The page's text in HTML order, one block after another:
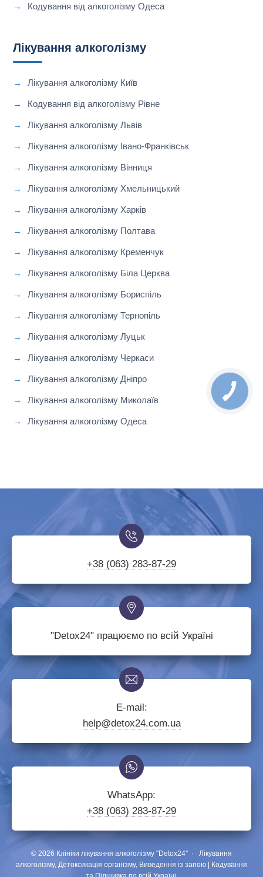
Кодування від алкоголізму Одеса
Лікування алкоголізму
Лікування алкоголізму Київ
Кодування від алкоголізму Рівне
Лікування алкоголізму Львів
Лікування алкоголізму Івано-Франківськ
Лікування алкоголізму Вінниця
Лікування алкоголізму Хмельницький
Лікування алкоголізму Харків
Лікування алкоголізму Полтава
Лікування алкоголізму Кременчук
Лікування алкоголізму Біла Церква
Лікування алкоголізму Бориспіль
Лікування алкоголізму Тернопіль
Лікування алкоголізму Луцьк
Лікування алкоголізму Черкаси
Лікування алкоголізму Дніпро
Лікування алкоголізму Миколаїв
Лікування алкоголізму Одеса
+38 (063) 283-87-29
"Detox24" працюємо по всій Україні
E-mail:
help@detox24.com.ua
WhatsApp:
+38 (063) 283-87-29
© 2026 Клініки лікування алкоголізму "Detox24" · Лікування
алкоголізму, Детоксикація організму, Виведення із запою | Кодування